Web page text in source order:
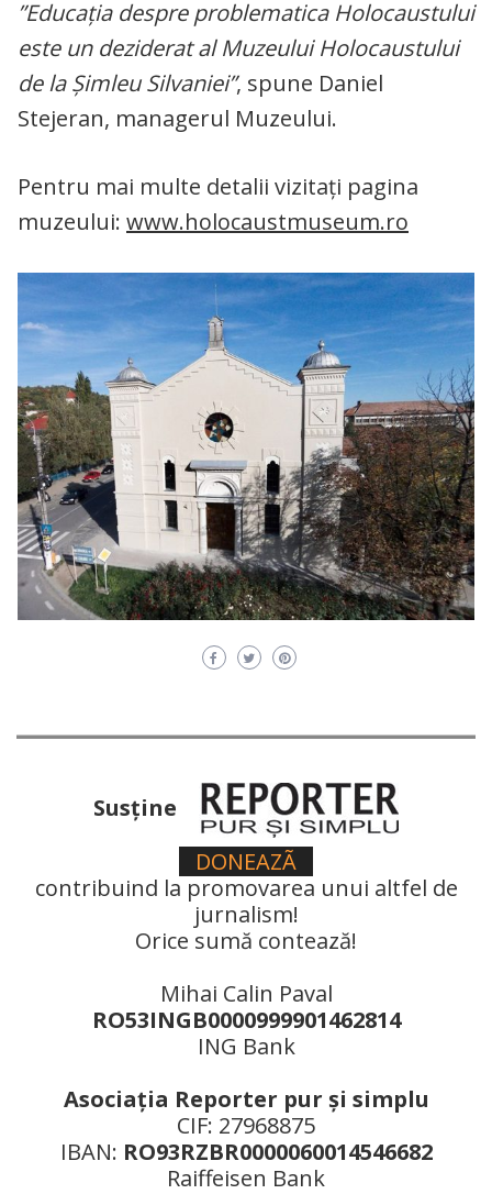
”Educația despre problematica Holocaustului
este un deziderat al Muzeului Holocaustului
de la Șimleu Silvaniei”, spune Daniel
Stejeran, managerul Muzeului.
Pentru mai multe detalii vizitați pagina
muzeului: www.holocaustmuseum.ro
Susţine
DONEAZÃ
contribuind la promovarea unui altfel de
jurnalism!
Orice sumă contează!
Mihai Calin Paval
RO53INGB0000999901462814
ING Bank
Asociaţia Reporter pur şi simplu
CIF: 27968875
IBAN: RO93RZBR0000060014546682
Raiffeisen Bank